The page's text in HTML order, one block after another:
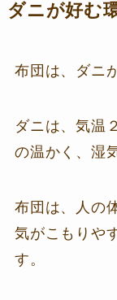
ダニが好む
布団は、ダニ
ダニは、気温
の温かく、湿
布団は、人の
気がこもりや
す。